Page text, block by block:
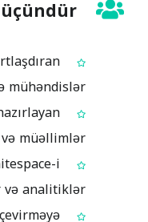
mühəndislər
müəllimlər
i
və analitiklər